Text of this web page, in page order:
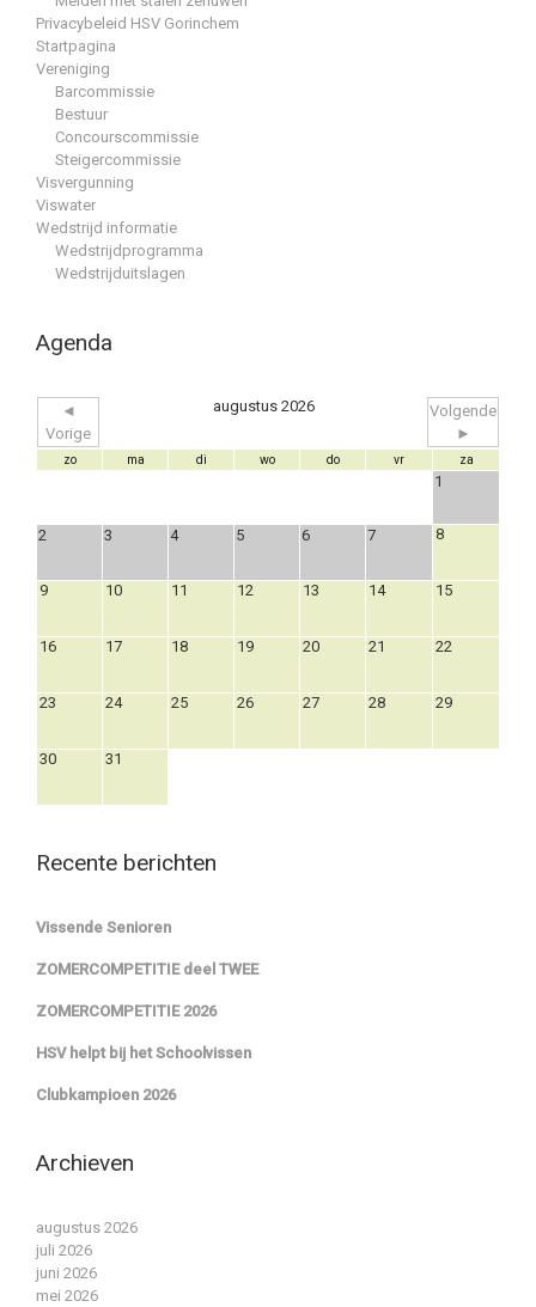
Privacybeleid HSV Gorinchem
Startpagina
Vereniging
Barcommissie
Bestuur
Concourscommissie
Steigercommissie
Visvergunning
Viswater
Wedstrijd informatie
Wedstrijdprogramma
Wedstrijduitslagen
Agenda
◄
Vorige
augustus 2026
Volgende
►
zo ma di wo do vr za
1
2 3 4 5 6 7 8
9 10 11 12 13 14 15
16 17 18 19 20 21 22
23 24 25 26 27 28 29
30 31
Recente berichten
Vissende Senioren
ZOMERCOMPETITIE deel TWEE
ZOMERCOMPETITIE 2026
HSV helpt bij het Schoolvissen
Clubkampioen 2026
Archieven
augustus 2026
juli 2026
juni 2026
mei 2026